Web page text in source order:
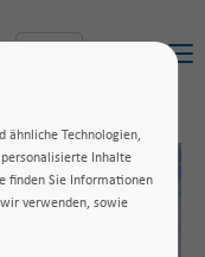
ähnliche Technologien,
Inhalte
finden Sie Informationen
verwenden, sowie